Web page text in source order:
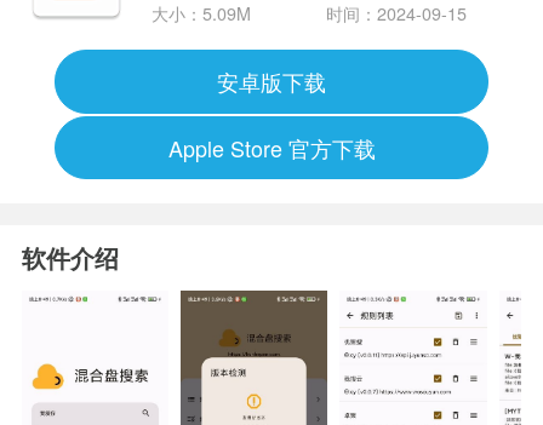
大小：5.09M
时间：2024-09-15
安卓版下载
Apple Store 官方下载
软件介绍